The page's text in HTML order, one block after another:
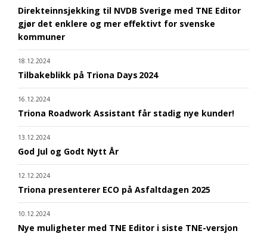
Direkteinnsjekking til NVDB Sverige med TNE Editor
gjør det enklere og mer effektivt for svenske
kommuner
18.12.2024
Tilbakeblikk på Triona Days 2024
16.12.2024
Triona Roadwork Assistant får stadig nye kunder!
13.12.2024
God Jul og Godt Nytt År
12.12.2024
Triona presenterer ECO på Asfaltdagen 2025
10.12.2024
Nye muligheter med TNE Editor i siste TNE-versjon